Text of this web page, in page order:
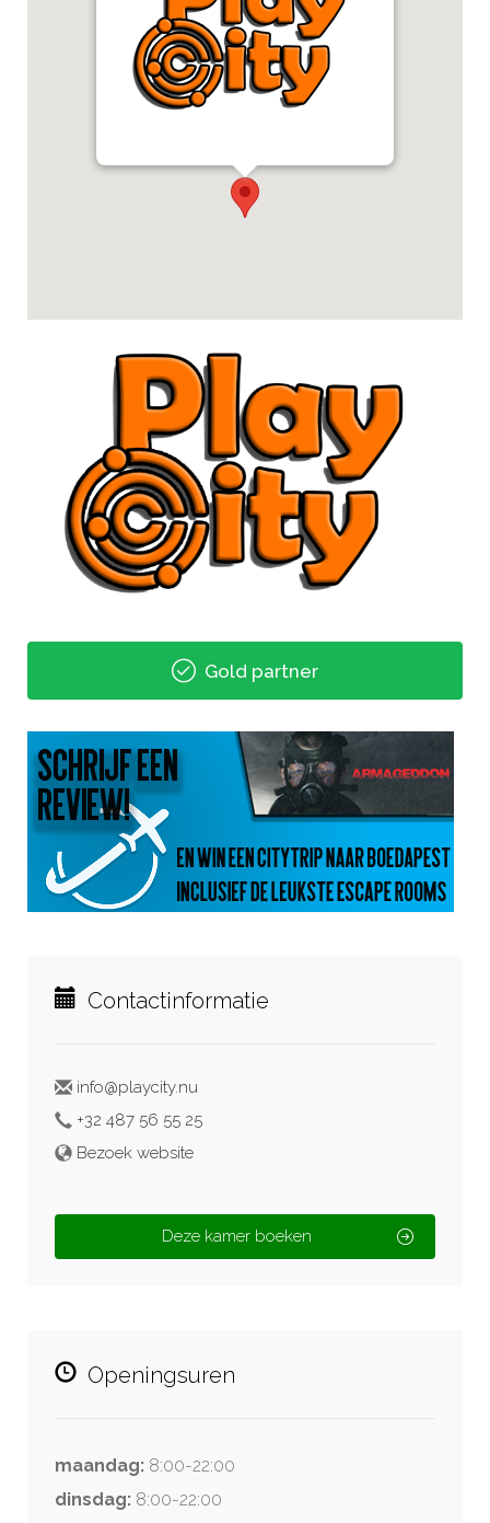
Gold partner
Contactinformatie
info@playcity.nu
+32 487 56 55 25
Bezoek website
Deze kamer boeken
Openingsuren
maandag: 8:00-22:00
dinsdag: 8:00-22:00